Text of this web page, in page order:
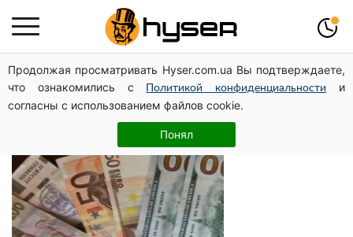
Продолжая просматривать Hyser.com.ua Вы подтверждаете,
что ознакомились с
Политикой конфиденциальности
и
согласны с использованием файлов cookie.
Понял
индекс доллара